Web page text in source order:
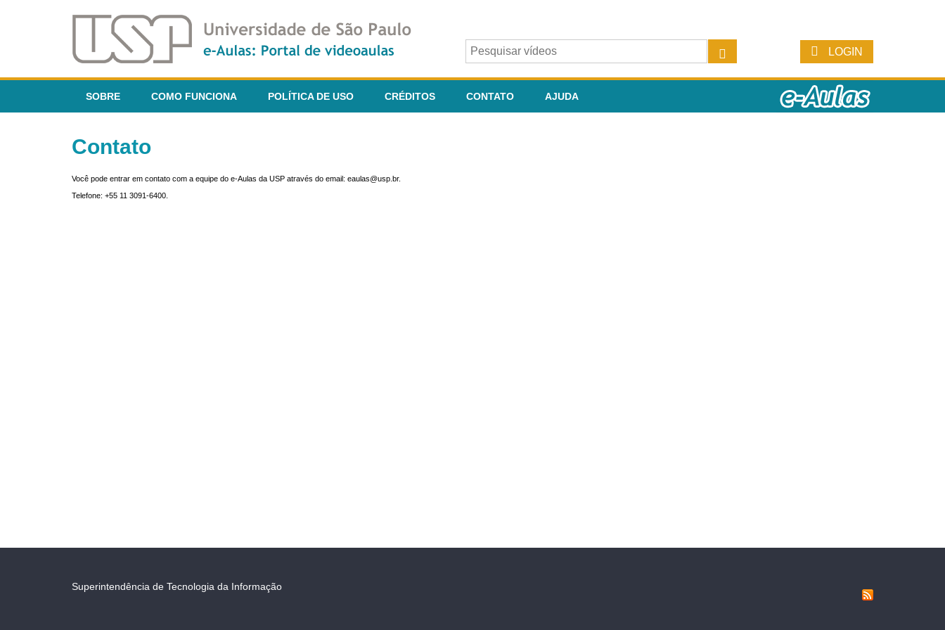
LOGIN
SOBRE COMO FUNCIONA POLÍTICA DE USO CRÉDITOS CONTATO AJUDA
Contato
Você pode entrar em contato com a equipe do e-Aulas da USP através do email: eaulas@usp.br.
Telefone: +55 11 3091-6400.
Superintendência de Tecnologia da Informação